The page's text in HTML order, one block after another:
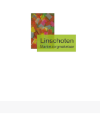
inhoud